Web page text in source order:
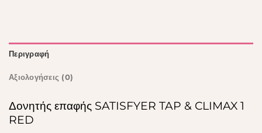
Περιγραφή
Αξιολογήσεις (0)
Δονητής επαφής SATISFYER TAP & CLIMAX 1
RED